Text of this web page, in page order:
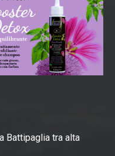
Battipaglia tra alta